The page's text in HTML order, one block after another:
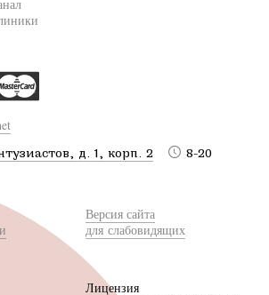
д. 1, корп. 2 8-20
Версия сайта
для слабовидящих
Лицензия